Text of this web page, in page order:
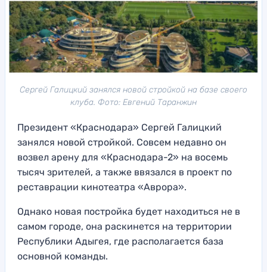
Сергей Галицкий занялся новой стройкой на базе своего
клуба. Фото: Евгений Таранжин
Президент «Краснодара» Сергей Галицкий
занялся новой стройкой. Совсем недавно он
возвел арену для «Краснодара-2» на восемь
тысяч зрителей, а также ввязался в проект по
реставрации кинотеатра «Аврора».
Однако новая постройка будет находиться не в
самом городе, она раскинется на территории
Республики Адыгея, где располагается база
основной команды.